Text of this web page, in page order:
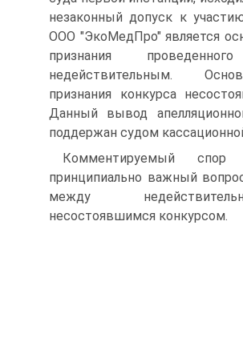
незаконный допуск к
ООО "ЭкоМедПро" является
признания
недействительным.
признания конкурса
Данный вывод
поддержан судом
Комментируемый спор
принципиально важный
между
несостоявшимся конкурсом.